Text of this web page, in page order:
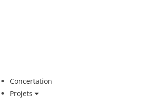
Concertation
Projets